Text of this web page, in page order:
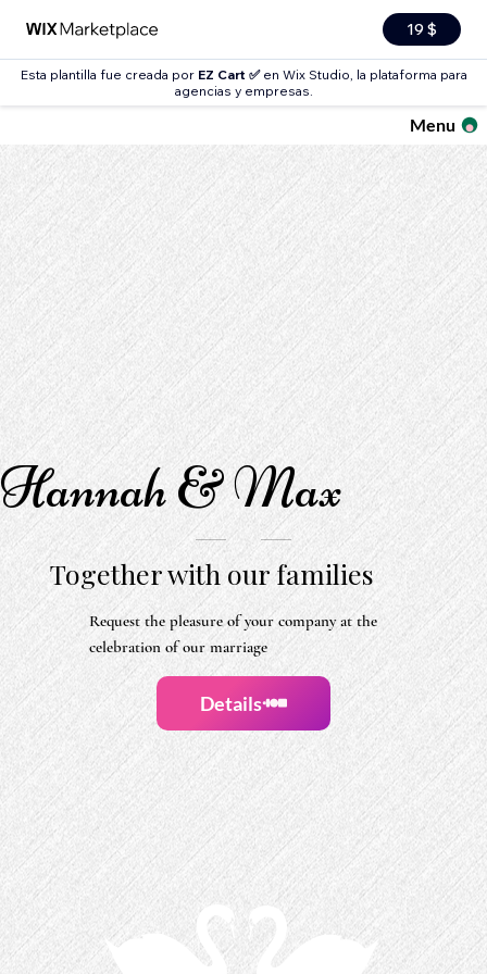
19 $
Esta plantilla fue creada por EZ Cart ✅en Wix Studio, la plataforma para
agencias y empresas.